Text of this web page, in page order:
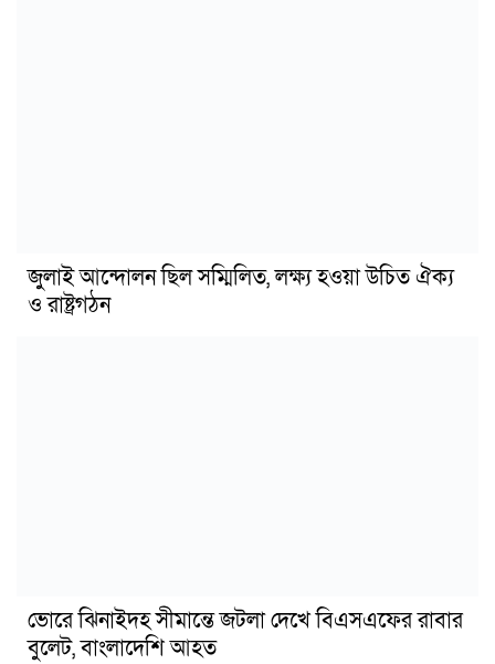
জুলাই আন্দোলন ছিল সম্মিলিত, লক্ষ্য হওয়া উচিত ঐক্য
ও রাষ্ট্রগঠন
ভোরে ঝিনাইদহ সীমান্তে জটলা দেখে বিএসএফের রাবার
বুলেট, বাংলাদেশি আহত